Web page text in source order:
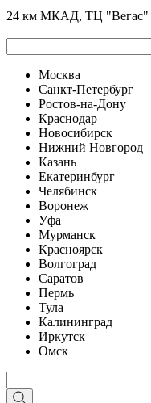
24 км МКАД, ТЦ "Вегас"
Москва
Санкт-Петербург
Ростов-на-Дону
Краснодар
Новосибирск
Нижний Новгород
Казань
Екатеринбург
Челябинск
Воронеж
Уфа
Мурманск
Красноярск
Волгоград
Саратов
Пермь
Тула
Калининград
Иркутск
Омск